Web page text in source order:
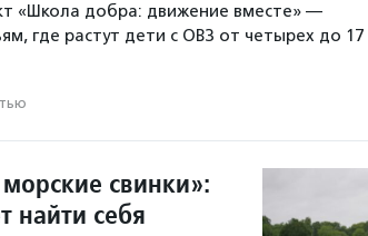
«Школа добра: движение вместе» —
где растут дети с ОВЗ от четырех до 17
свинки»:
найти себя